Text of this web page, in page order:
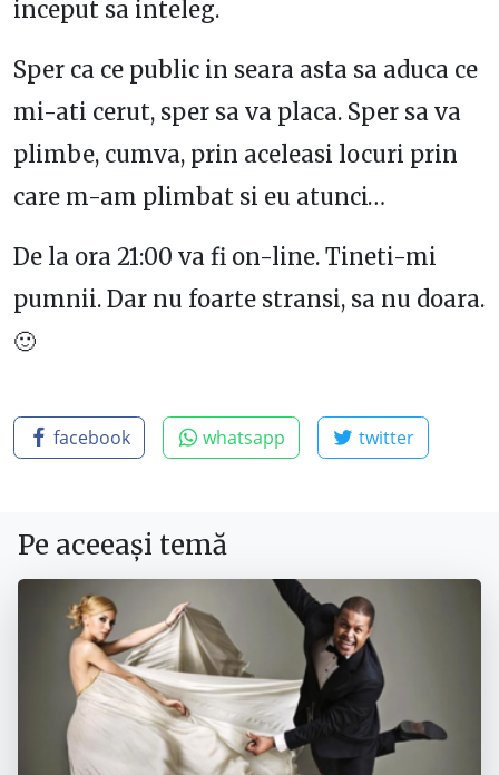
inceput sa inteleg.
Sper ca ce public in seara asta sa aduca ce
mi-ati cerut, sper sa va placa. Sper sa va
plimbe, cumva, prin aceleasi locuri prin
care m-am plimbat si eu atunci…
De la ora 21:00 va fi on-line. Tineti-mi
pumnii. Dar nu foarte stransi, sa nu doara.
🙂
facebook whatsapp twitter
Pe aceeași temă